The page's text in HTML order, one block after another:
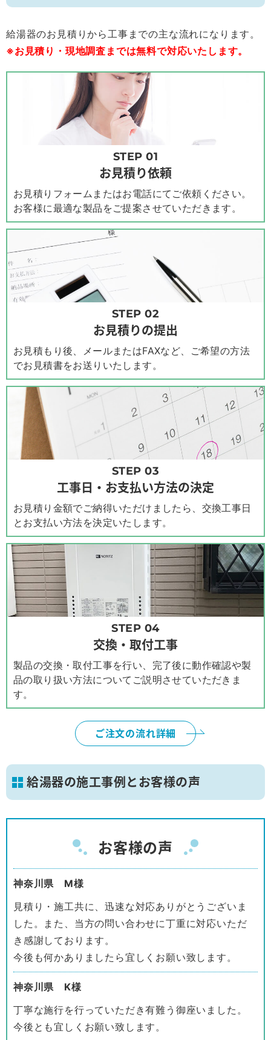
給湯器のお見積りから工事までの主な流れになります。
※お見積り・現地調査までは無料で対応いたします。
STEP 01
お見積り依頼
お見積りフォームまたはお電話にてご依頼ください。
お客様に最適な製品をご提案させていただきます。
STEP 02
お見積りの提出
お見積もり後、メールまたはFAXなど、ご希望の方法
でお見積書をお送りいたします。
STEP 03
工事日・お支払い方法の決定
お見積り金額でご納得いただけましたら、交換工事日
とお支払い方法を決定いたします。
STEP 04
交換・取付工事
製品の交換・取付工事を行い、完了後に動作確認や製
品の取り扱い方法についてご説明させていただきま
す。
ご注文の流れ詳細
給湯器の施工事例とお客様の声
お客様の声
神奈川県 M様
見積り・施工共に、迅速な対応ありがとうございま
した。また、当方の問い合わせに丁重に対応いただ
き感謝しております。
今後も何かありましたら宜しくお願い致します。
神奈川県 K様
丁寧な施行を行っていただき有難う御座いました。
今後とも宜しくお願い致します。